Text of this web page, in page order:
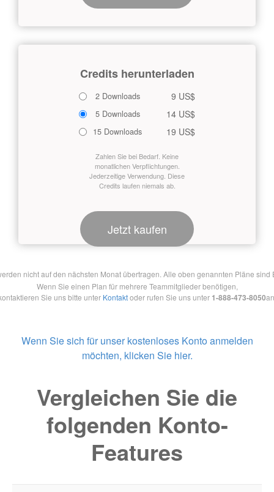
Credits herunterladen
2 Downloads 9 US$
5 Downloads 14 US$
15 Downloads 19 US$
Zahlen Sie bei Bedarf. Keine
monatlichen Verpflichtungen.
Jederzeitige Verwendung. Diese
Credits laufen niemals ab.
Jetzt kaufen
nicht auf den nächsten Monat übertragen. Alle oben genannten Pläne
Wenn Sie einen Plan für mehrere Teammitglieder benötigen,
Sie uns bitte unter Kontaktoder rufen Sie uns unter 1-888-473-8050
Wenn Sie sich für unser kostenloses Konto anmelden
möchten, klicken Sie hier.
Vergleichen Sie die
folgenden Konto-
Features